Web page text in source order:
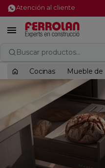
Atención al cliente

Buscar productos...
Cocinas Mueble de